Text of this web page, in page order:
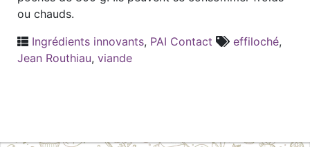
ou chauds.
Ingrédients innovants, PAI Contact effiloché,
Jean Routhiau, viande